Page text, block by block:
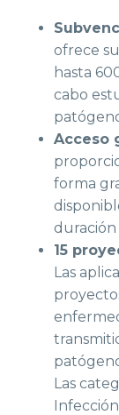
ofrece
hasta
cabo
Acceso
forma
15
Las
Las